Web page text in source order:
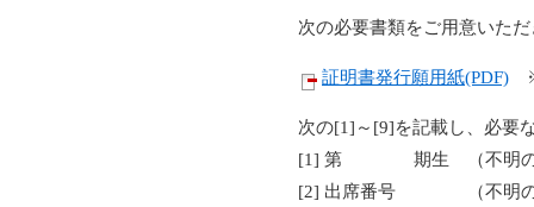
次の必要書類をご用意いた
証明書発行願用紙(PDF) ※
次の[1]～[9]を記載し、必要
[1] 第 期生 （不明の場
[2] 出席番号 （不明の